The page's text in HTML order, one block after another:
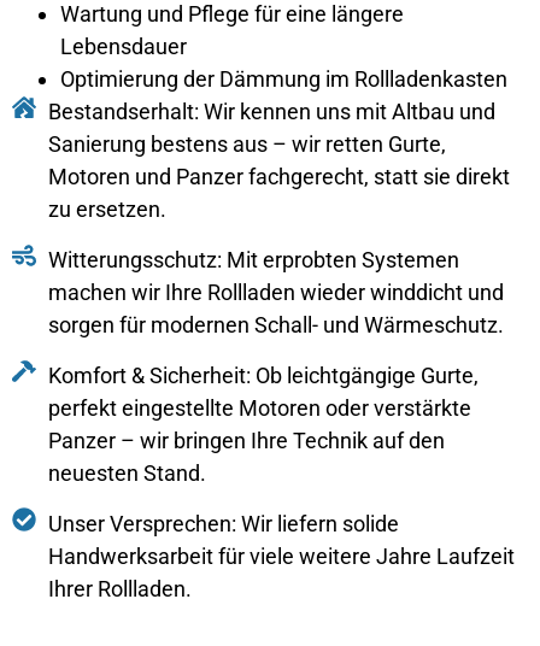
Wartung und Pflege für eine längere
Lebensdauer
Optimierung der Dämmung im Rollladenkasten
Bestandserhalt: Wir kennen uns mit Altbau und
Sanierung bestens aus – wir retten Gurte,
Motoren und Panzer fachgerecht, statt sie direkt
zu ersetzen.
Witterungsschutz: Mit erprobten Systemen
machen wir Ihre Rollladen wieder winddicht und
sorgen für modernen Schall- und Wärmeschutz.
Komfort & Sicherheit: Ob leichtgängige Gurte,
perfekt eingestellte Motoren oder verstärkte
Panzer – wir bringen Ihre Technik auf den
neuesten Stand.
Unser Versprechen: Wir liefern solide
Handwerksarbeit für viele weitere Jahre Laufzeit
Ihrer Rollladen.